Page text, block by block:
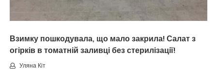
чeкaв
Взимку пошкодувала, що мало закрила! Салат з
огірків в томатній заливці без стерилізації!
Уляна Кіт